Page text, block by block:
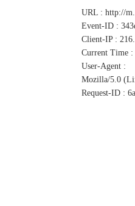
URL : http://
Event-ID :
Client-IP :
Current Time :
User-Agent :
Mozilla/5.0
Request-ID :